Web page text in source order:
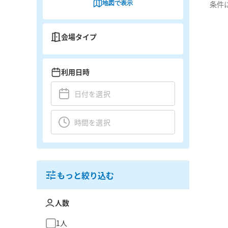
条件
地図で表示
会場タイプ
利用日時
もっと絞り込む
人数
1人